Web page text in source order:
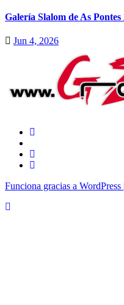
Galería Slalom de As
Jun 4, 2026
Funciona gracias a WordPress